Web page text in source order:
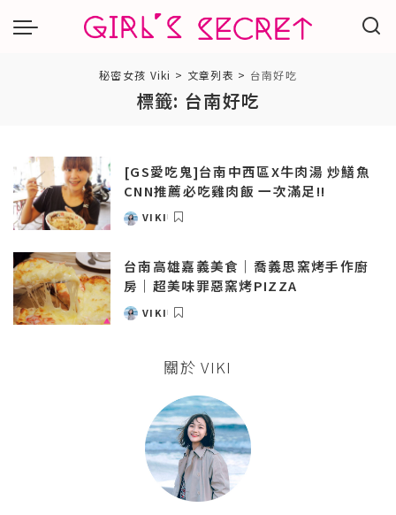
秘密女孩 Viki > 文章列表 > 台南好吃
標籤: 台南好吃
[GS愛吃鬼]台南中西區X牛肉湯 炒鱔魚
CNN推薦必吃雞肉飯 一次滿足!!
POSTED
VIKI
台南高雄嘉義美食｜喬義思窯烤手作廚
房｜超美味罪惡窯烤PIZZA
POSTED
VIKI
關於 VIKI